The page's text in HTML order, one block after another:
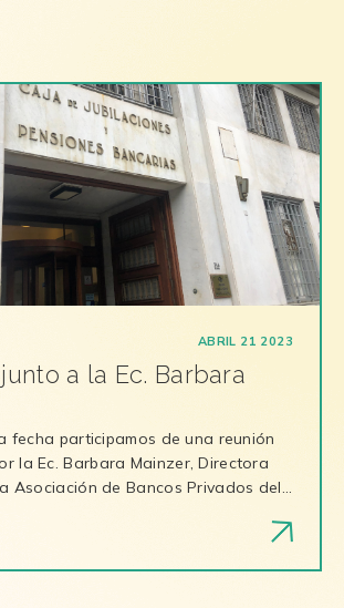
ABRIL 21 2023
a la Ec. Barbara
fecha participamos de una reunión
la Ec. Barbara Mainzer, Directora
Asociación de Bancos Privados del…